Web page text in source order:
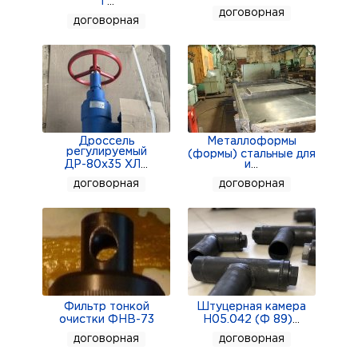
Высота 570 миллиметров
Корпус исполнен из нержавеющей стали.
Доставим. Дадим гарантию.
договорная
договорная
Дроссель
регулируемый
ДР-80х35 ХЛ
договорная
Металлоформы
(формы) стальные для
и
договорная
Фильтр тонкой
очистки ФНВ-73
договорная
Штуцерная камера
Н05.042 (Ф 89)
договорная